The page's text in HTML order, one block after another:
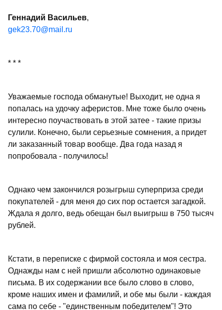
Геннадий Васильев,
gek23.70@mail.ru
* * *
Уважаемые господа обманутые! Выходит, не одна я
попалась на удочку аферистов. Мне тоже было очень
интересно поучаствовать в этой затее - такие призы
сулили. Конечно, были серьезные сомнения, а придет
ли заказанный товар вообще. Два года назад я
попробовала - получилось!
Однако чем закончился розыгрыш суперприза среди
покупателей - для меня до сих пор остается загадкой.
Ждала я долго, ведь обещан был выигрыш в 750 тысяч
рублей.
Кстати, в переписке с фирмой состояла и моя сестра.
Однажды нам с ней пришли абсолютно одинаковые
письма. В их содержании все было слово в слово,
кроме наших имен и фамилий, и обе мы были - каждая
сама по себе - "единственным победителем"! Это